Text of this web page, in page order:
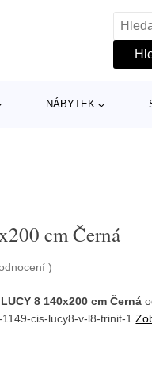
NÁBYTEK
cm Černá
)
8 140x200 cm Černá
1149-cis-lucy8-v-l8-trinit-1